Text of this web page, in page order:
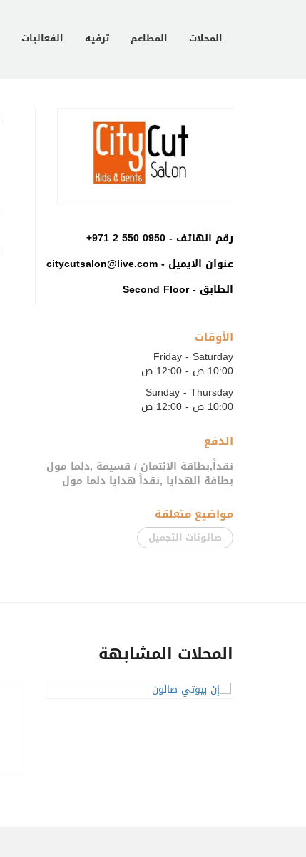
المحلات المطاعم ترفيه الفعاليات
رقم الهاتف -+971 2 550 0950
عنوان الايميل -citycutsalon@live.com
الطابق - Second Floor
الأوقات
Friday - Saturday
10:00 ص - 12:00 ص
Sunday - Thursday
10:00 ص - 12:00 ص
الدفع
نقداً,بطاقة الائتمان / قسيمة ,دلما مول
بطاقة الهدايا ,نقداً هدايا دلما مول
مواضيع متعلقة
صالونات التجميل
المحلات المشابهة